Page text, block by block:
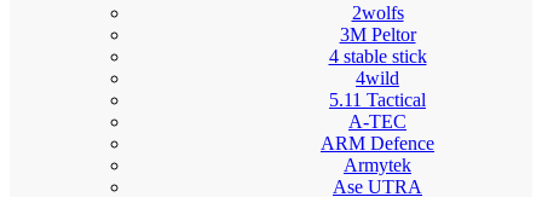
2wolfs
3M Peltor
4 stable stick
4wild
5.11 Tactical
A-TEC
ARM Defence
Armytek
Ase UTRA